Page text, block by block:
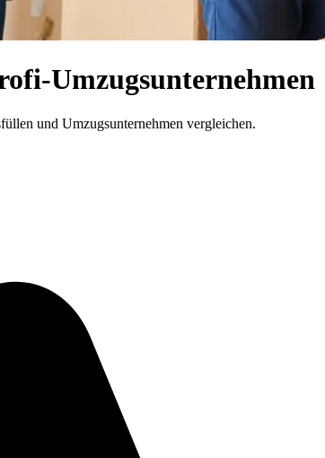
Umzugsunternehmen
und Umzugsunternehmen vergleichen.